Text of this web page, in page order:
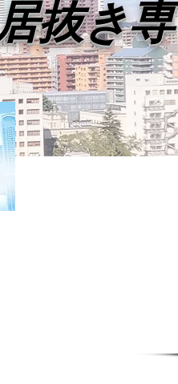
税別）
）​
抜き専